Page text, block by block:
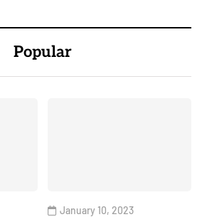
Popular
January 10, 2023